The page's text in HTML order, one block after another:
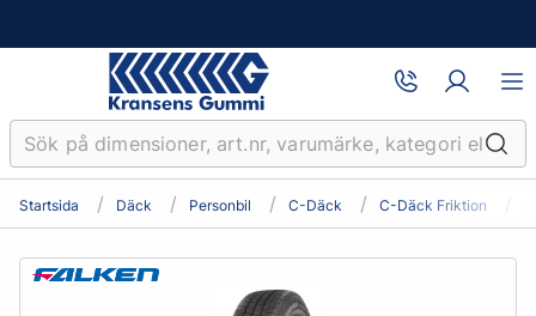
Startsida Däck Personbil C-Däck C-Däck Friktion